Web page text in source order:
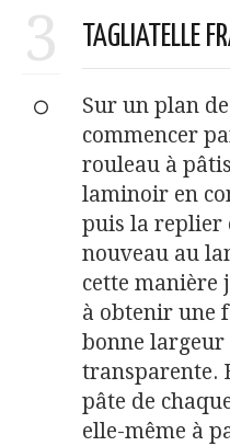
3 TAGLIATELLE
Sur un plan
commencer
rouleau à
laminoir en
puis la replier
nouveau au
cette manière
à obtenir une
bonne largeur
transparente.
pâte de
elle-même à